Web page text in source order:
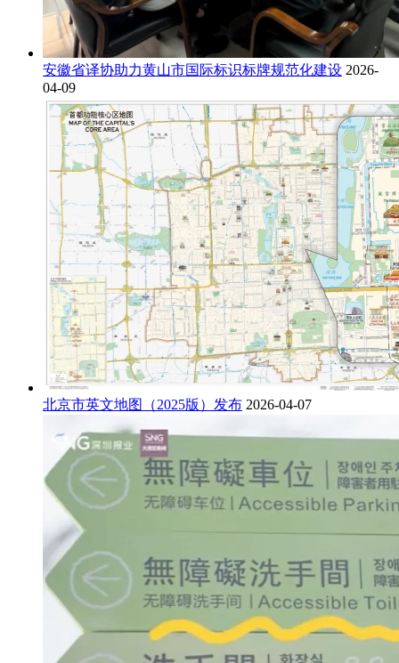
安徽省译协助力黄山市国际标识标牌规范化建设 2026-
04-09
北京市英文地图（2025版）发布 2026-04-07